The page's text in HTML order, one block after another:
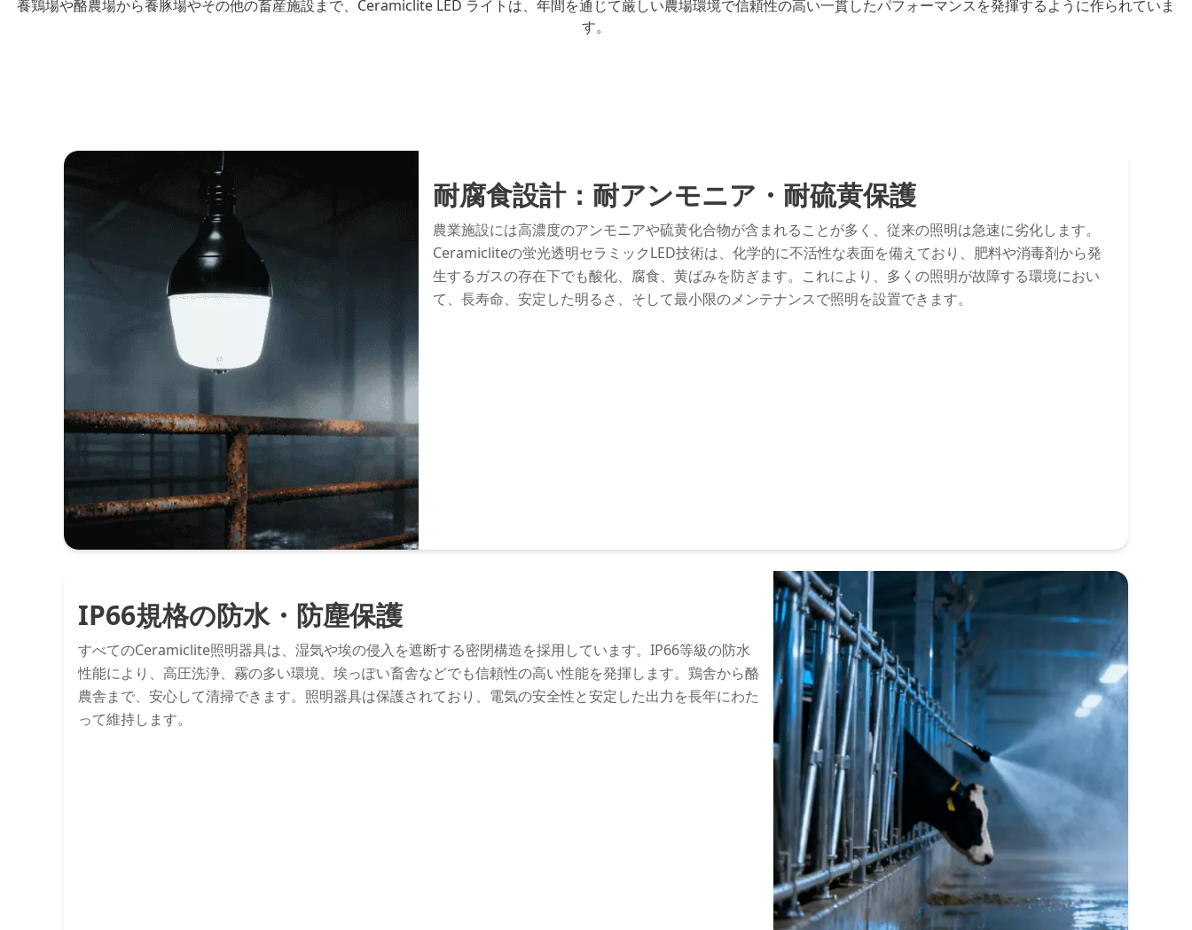
養鶏場や酪農場から養豚場やその他の畜産施設まで、Ceramiclite LED ライトは、年間を通じて厳しい農場環境で信頼性の高い一貫したパフォーマンスを発揮するように作られていま
す。
耐腐食設計：耐アンモニア・耐硫黄保護
農業施設には高濃度のアンモニアや硫黄化合物が含まれることが多く、従来の照明は急速に劣化します。
Ceramicliteの蛍光透明セラミックLED技術は、化学的に不活性な表面を備えており、肥料や消毒剤から発
生するガスの存在下でも酸化、腐食、黄ばみを防ぎます。これにより、多くの照明が故障する環境におい
て、長寿命、安定した明るさ、そして最小限のメンテナンスで照明を設置できます。
IP66規格の防水・防塵保護
すべてのCeramiclite照明器具は、湿気や埃の侵入を遮断する密閉構造を採用しています。IP66等級の防水
性能により、高圧洗浄、霧の多い環境、埃っぽい畜舎などでも信頼性の高い性能を発揮します。鶏舎から酪
農舎まで、安心して清掃できます。照明器具は保護されており、電気の安全性と安定した出力を長年にわた
って維持します。